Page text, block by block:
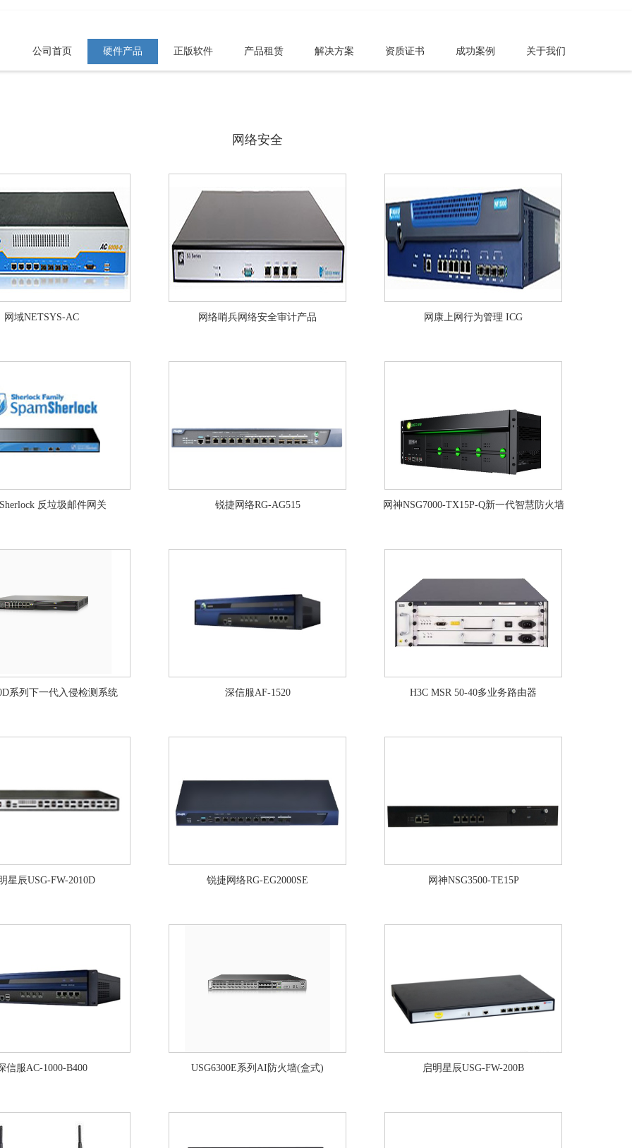
公司首页 硬件产品 正版软件 产品租赁 解决方案 资质证书 成功案例 关于我们
网络安全
网域NETSYS-AC 网络哨兵网络安全审计产品 网康上网行为管理 ICG
反垃圾邮件网关 锐捷网络RG-AG515 网神NSG7000-TX15P-Q新一代智慧防火墙
系列下一代入侵检测系统 深信服AF-1520 H3C MSR 50-40多业务路由器
星辰USG-FW-2010D 锐捷网络RG-EG2000SE 网神NSG3500-TE15P
信服AC-1000-B400 USG6300E系列AI防火墙(盒式) 启明星辰USG-FW-200B